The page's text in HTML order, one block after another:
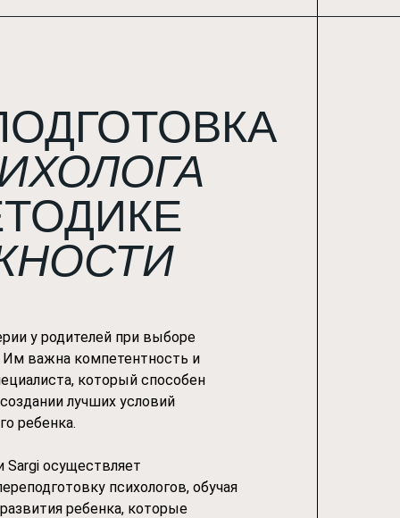
у родителей при выборе
Им важна компетентность и
который способен
лучших условий
ребенка.
Sargi осуществляет
психологов, обучая
ребенка, которые